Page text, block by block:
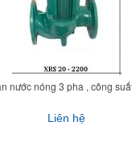
nước nóng 3 pha , công
Liên hệ